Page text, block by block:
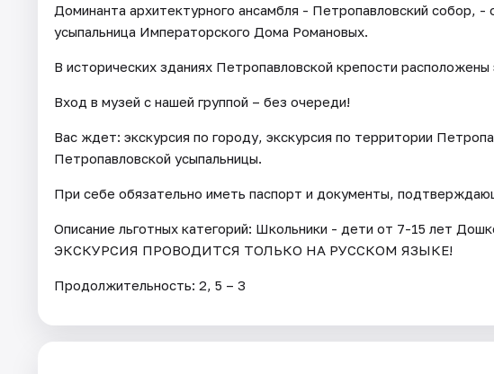
Доминанта архитектурного ансамбля - Петропавловский собор,
усыпальница Императорского Дома Романовых.
В исторических зданиях Петропавловской крепости
Вход в музей с нашей группой – без очереди!
Вас ждет: экскурсия по городу, экскурсия по территории
Петропавловской усыпальницы.
При себе обязательно иметь паспорт и документы,
Описание льготных категорий: Школьники - дети от 7-15 лет
ЭКСКУРСИЯ ПРОВОДИТСЯ ТОЛЬКО НА РУССКОМ ЯЗЫКЕ!
Продолжительность: 2, 5 – 3